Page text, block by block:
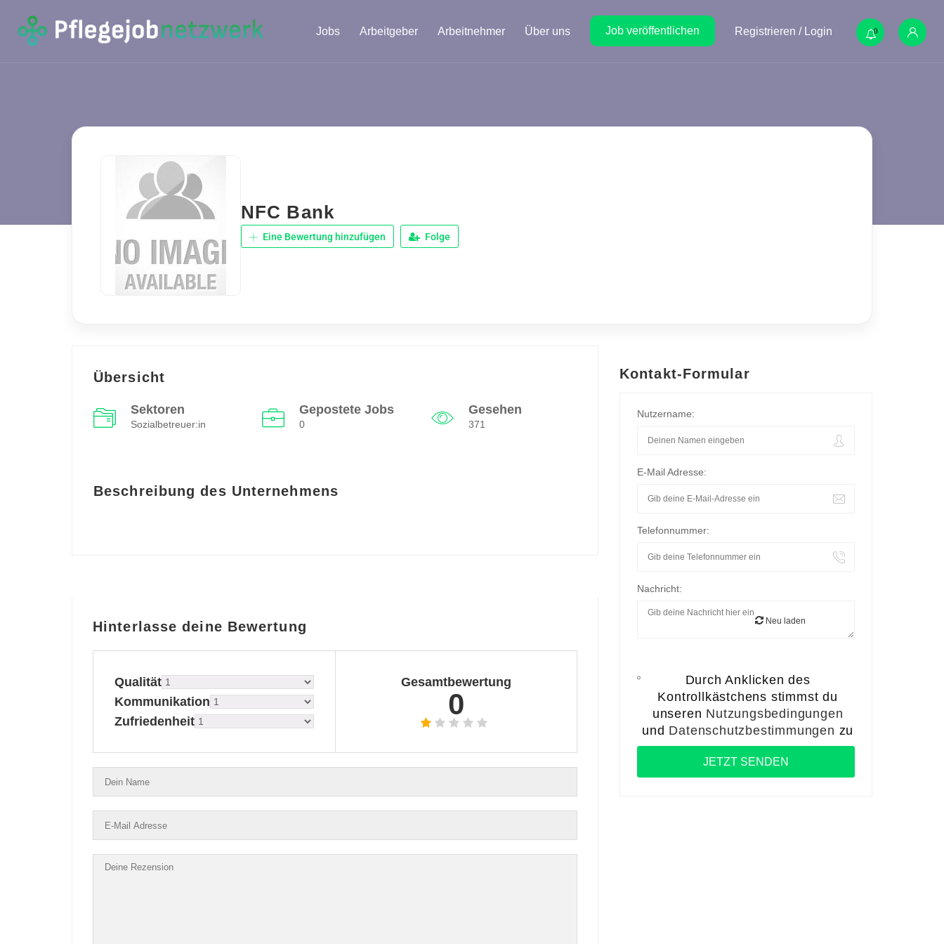
Jobs Arbeitgeber Arbeitnehmer Über uns Job veröffentlichen Registrieren / Login 0
NFC Bank
Eine Bewertung hinzufügen Folge
Übersicht
Sektoren
Sozialbetreuer:in
Gepostete Jobs
0
Gesehen
371
Beschreibung des Unternehmens
Hinterlasse deine Bewertung
Qualität
Kommunikation
Zufriedenheit
Gesamtbewertung
0
Kontakt-Formular
Nutzername:
E-Mail Adresse:
Telefonnummer:
Nachricht:
Neu laden
Durch Anklicken des
Kontrollkästchens stimmst du
unseren Nutzungsbedingungen
und Datenschutzbestimmungen zu